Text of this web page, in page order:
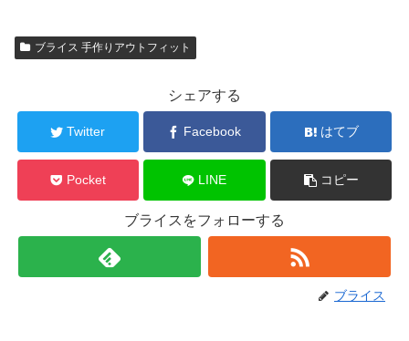
ブライス 手作りアウトフィット
シェアする
Twitter Facebook はてブ
Pocket LINE コピー
ブライスをフォローする
ブライス